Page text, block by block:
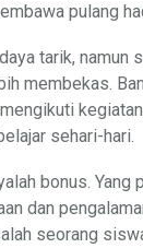
pulang
tarik, namun
membekas.
sehari-hari.
bonus. Yang
dan
seorang